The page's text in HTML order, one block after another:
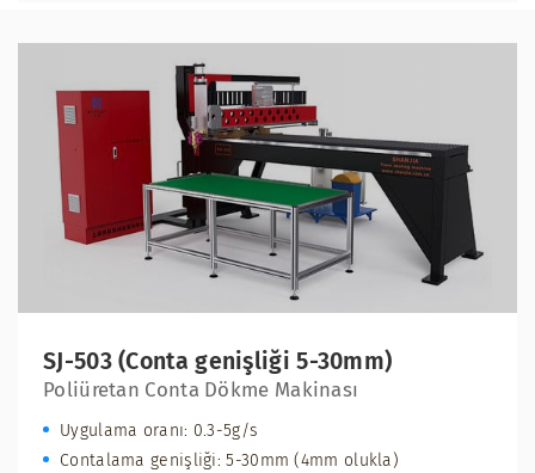
SJ-503 (Conta genişliği 5-30mm)
Poliüretan Conta Dökme Makinası
Uygulama oranı: 0.3-5g/s
Contalama genişliği: 5-30mm (4mm olukla)